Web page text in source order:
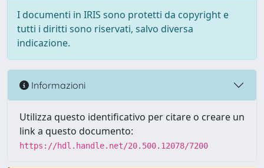
I documenti in IRIS sono protetti da copyright e
tutti i diritti sono riservati, salvo diversa
indicazione.
Informazioni
Utilizza questo identificativo per citare o creare un
link a questo documento:
https://hdl.handle.net/20.500.12078/7200